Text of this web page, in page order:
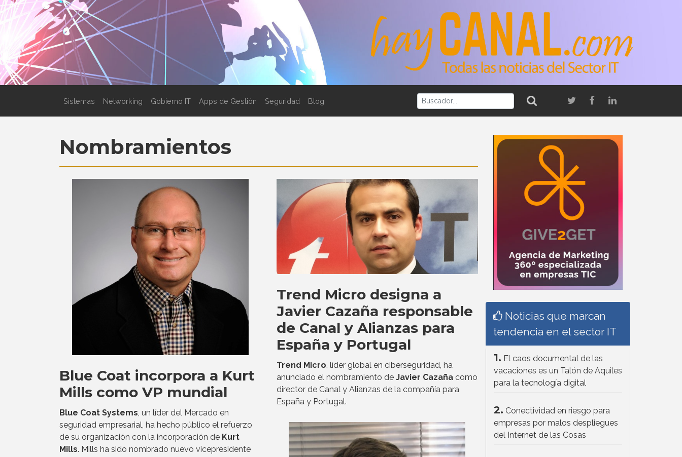
Sistemas Networking Gobierno IT Apps de Gestión Seguridad Blog
Nombramientos
Blue Coat incorpora a Kurt
Mills como VP mundial
Blue Coat Systems, un líder del Mercado en
seguridad empresarial, ha hecho público el refuerzo
de su organización con la incorporación de Kurt
Mills. Mills ha sido nombrado nuevo vicepresidente
Trend Micro designa a
Javier Cazaña responsable
de Canal y Alianzas para
España y Portugal
Trend Micro , líder global en ciberseguridad, ha
anunciado el nombramiento de Javier Cazañacomo
director de Canal y Alianzas de la compañía para
España y Portugal.
Noticias que marcan
tendencia en el sector IT
1. El caos documental de las
vacaciones es un Talón de Aquiles
para la tecnología digital
2. Conectividad en riesgo para
empresas por malos despliegues
del Internet de las Cosas